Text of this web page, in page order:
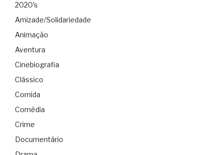
2020's
Amizade/Solidariedade
Animação
Aventura
Cinebiografia
Clássico
Comida
Comédia
Crime
Documentário